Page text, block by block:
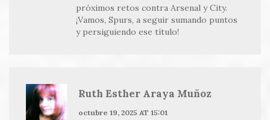
próximos retos contra Arsenal y City.
¡Vamos, Spurs, a seguir sumando puntos
y persiguiendo ese título!
Ruth Esther Araya Muñoz
octubre 19, 2025 AT 15:01